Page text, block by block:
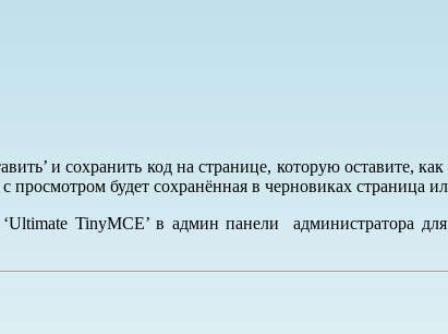
и сохранить код на странице, которую оставите,
будет сохранённая в черновиках страница
TinyMCE’ в админ панели администратора для